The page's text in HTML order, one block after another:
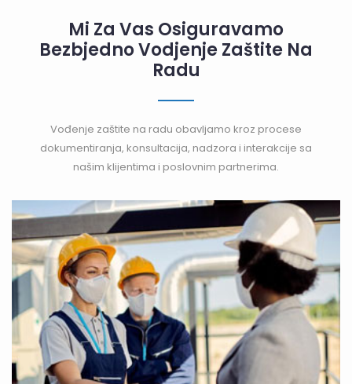
Mi Za Vas Osiguravamo
Bezbjedno Vodjenje Zaštite Na
Radu
Vođenje zaštite na radu obavljamo kroz procese
dokumentiranja, konsultacija, nadzora i interakcije sa
našim klijentima i poslovnim partnerima.